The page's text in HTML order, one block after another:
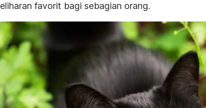
favorit bagi sebagian orang.